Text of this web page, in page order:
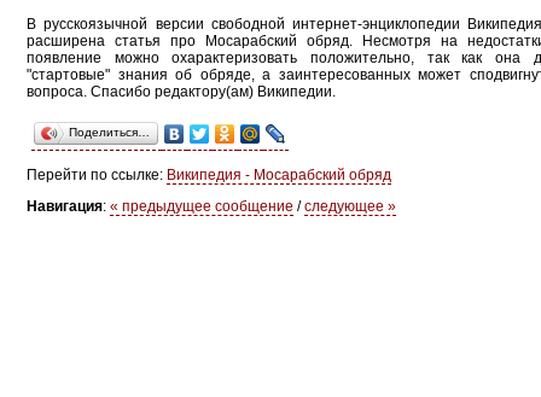
В русскоязычной версии свободной интернет-энциклопедии
расширена статья про Мосарабский обряд. Несмотря на
появление можно охарактеризовать положительно, так как она
"стартовые" знания об обряде, а заинтересованных может
вопроса. Спасибо редактору(ам) Википедии.
Поделиться…
Перейти по ссылке: Википедия - Мосарабский обряд
Навигация: « предыдущее сообщение /следующее »